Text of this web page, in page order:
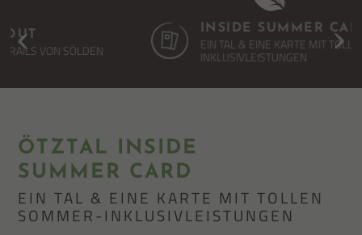
INSIDE SUMMER CARD
EIN TAL & EINE KARTE MIT TOLLEN SOMMER-
INKLUSIVLEISTUNGEN
ÖTZTAL INSIDE
SUMMER CARD
EIN TAL & EINE KARTE MIT TOLLEN
SOMMER-INKLUSIVLEISTUNGEN